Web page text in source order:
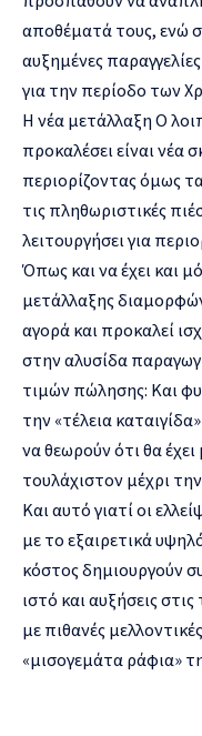
αποθέματά τους, ενώ
αυξημένες
για την περίοδο των
Η νέα μετάλλαξη Ο
προκαλέσει είναι νέα
περιορίζοντας όμως
τις πληθωριστικές
λειτουργήσει για
Όπως και να έχει και
μετάλλαξης
αγορά και προκαλεί
στην αλυσίδα
τιμών πώλησης: Και
την «τέλεια
να θεωρούν ότι θα
τουλάχιστον μέχρι
Και αυτό γιατί οι
με το εξαιρετικά
κόστος δημιουργούν
ιστό και αυξήσεις
με πιθανές
«μισογεμάτα ράφια»